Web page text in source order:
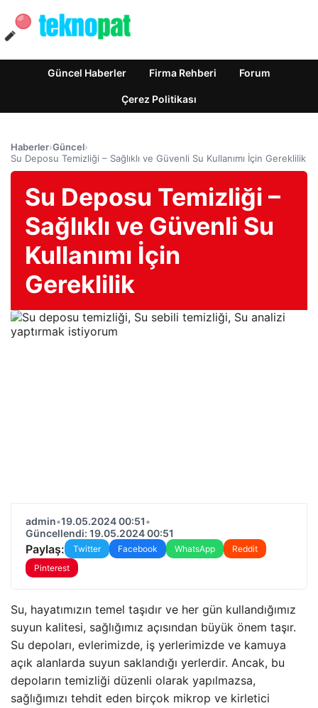
Güncel Haberler Firma Rehberi Forum
Çerez Politikası
Haberler›Güncel›
Su Deposu Temizliği – Sağlıklı ve Güvenli Su Kullanımı İçin Gereklilik
Su Deposu Temizliği –
Sağlıklı ve Güvenli Su
Kullanımı İçin
Gereklilik
admin•19.05.2024 00:51•
Güncellendi: 19.05.2024 00:51
Paylaş: Twitter Facebook WhatsApp
Reddit
Pinterest
Su, hayatımızın temel taşıdır ve her gün kullandığımız
suyun kalitesi, sağlığımız açısından büyük önem taşır.
Su depoları, evlerimizde, iş yerlerimizde ve kamuya
açık alanlarda suyun saklandığı yerlerdir. Ancak, bu
depoların temizliği düzenli olarak yapılmazsa,
sağlığımızı tehdit eden birçok mikrop ve kirletici